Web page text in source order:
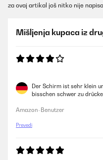
za ovaj artikal još nitko nije
Mišljenja kupaca iz
Der Schirm ist sehr klein
bisschen schwer zu
Amazon-Benutzer
Prevedi